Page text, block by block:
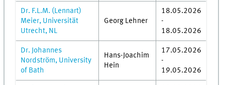
Dr. F.L.M. (Lennart)
Meier, Universität
Utrecht, NL
Georg Lehner
18.05.2026
-
18.05.2026
Dr. Johannes
Nordström, University
of Bath
Hans-Joachim
Hein
17.05.2026
-
19.05.2026